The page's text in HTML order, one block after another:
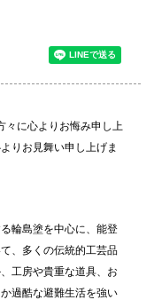
々に心よりお悔み申し上
りお見舞い申し上げま
輪島塗を中心に、能登
、多くの伝統的工芸品
工房や貴重な道具、お
過酷な避難生活を強い